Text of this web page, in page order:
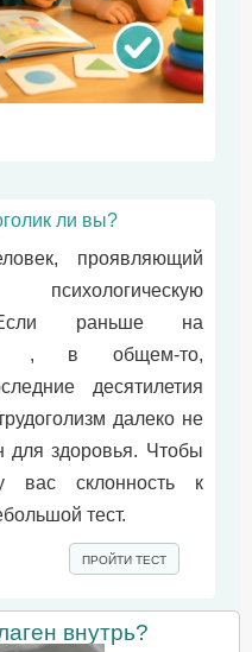
ли вы?
проявляющий
Если раньше на
, в общем-то,
десятилетия
далеко не
для здоровья. Чтобы
вас склонность к
тест.
ПРОЙТИ ТЕСТ
внутрь?